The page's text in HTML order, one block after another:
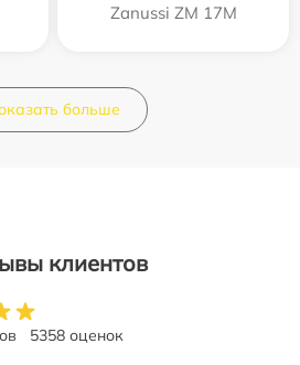
Zanussi ZM 17M
больше
клиентов
5358 оценок